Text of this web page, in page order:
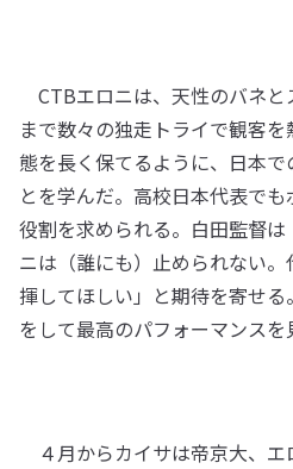
CTBエロニは、天性のバネ
まで数々の独走トライで観客
態を長く保てるように、日本
とを学んだ。高校日本代表で
役割を求められる。白田監督
ニは（誰にも）止められない
揮してほしい」と期待を寄せ
をして最高のパフォーマンスを
４月からカイサは帝京大、